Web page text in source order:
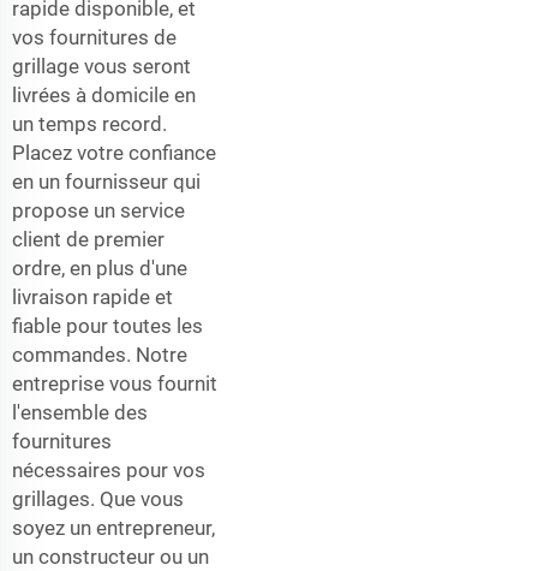
rapide disponible, et
vos fournitures de
grillage vous seront
livrées à domicile en
un temps record.
Placez votre confiance
en un fournisseur qui
propose un service
client de premier
ordre, en plus d'une
livraison rapide et
fiable pour toutes les
commandes. Notre
entreprise vous fournit
l'ensemble des
fournitures
nécessaires pour vos
grillages. Que vous
soyez un entrepreneur,
un constructeur ou un